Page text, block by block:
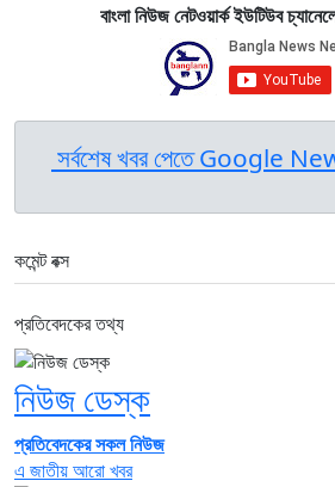
বাংলা নিউজ নেটওয়ার্ক ইউটিউব
সর্বশেষ খবর পেতে Google
কমেন্ট বক্স
প্রতিবেদকের তথ্য
নিউজ ডেস্ক
প্রতিবেদকের সকল নিউজ
এ জাতীয় আরো খবর